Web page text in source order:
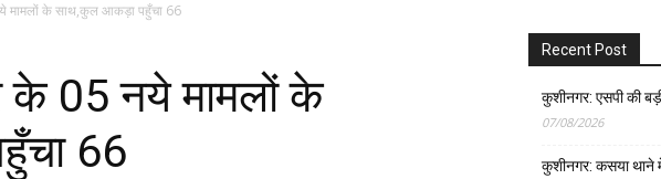
मामलों के साथ,कुल आकड़ा पहुँचा 66
के 05 नये मामलों के
66
Recent Post
कुशीनगर: एसपी की
07/08/2026
कुशीनगर: कसया थाने में